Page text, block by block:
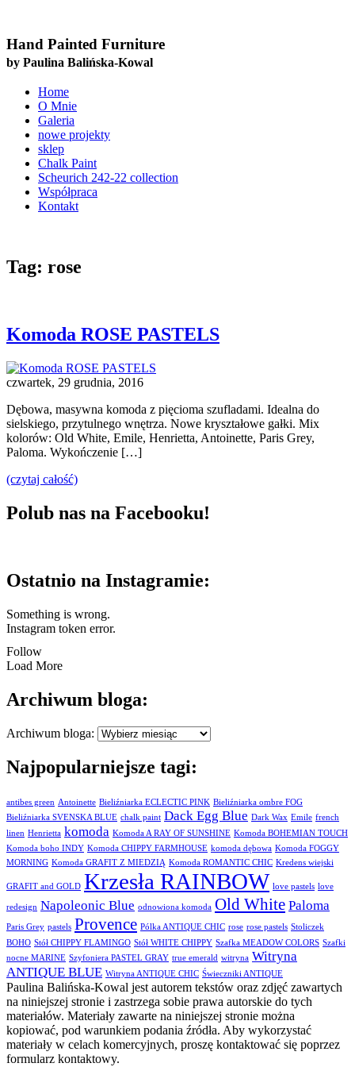
Hand Painted Furniture
by Paulina Balińska-Kowal
Home
O Mnie
Galeria
nowe projekty
sklep
Chalk Paint
Scheurich 242-22 collection
Współpraca
Kontakt
Tag: rose
Komoda ROSE PASTELS
czwartek, 29 grudnia, 2016
Dębowa, masywna komoda z pięcioma szufladami. Idealna do
sielskiego, przytulnego wnętrza. Nowe kryształowe gałki. Mix
kolorów: Old White, Emile, Henrietta, Antoinette, Paris Grey,
Paloma. Wykończenie […]
(czytaj całość)
Polub nas na Facebooku!
Ostatnio na Instagramie:
Something is wrong.
Instagram token error.
Follow
Load More
Archiwum bloga:
Archiwum bloga:
Najpopularniejsze tagi:
antibes green Antoinette Bieliźniarka ECLECTIC PINK Bieliźniarka ombre FOG
Bieliźniarka SVENSKA BLUE chalk paint Dack Egg Blue Dark Wax Emile french
linen Henrietta komoda Komoda A RAY OF SUNSHINE Komoda BOHEMIAN TOUCH
Komoda boho INDY Komoda CHIPPY FARMHOUSE komoda dębowa Komoda FOGGY
MORNING Komoda GRAFIT Z MIEDZIĄ Komoda ROMANTIC CHIC Kredens wiejski
GRAFIT and GOLD Krzesła RAINBOW love pastels love
redesign Napoleonic Blue odnowiona komoda Old White Paloma
Paris Grey pastels Provence Pólka ANTIQUE CHIC rose rose pastels Stoliczek
BOHO Stół CHIPPY FLAMINGO Stół WHITE CHIPPY Szafka MEADOW COLORS Szafki
nocne MARINE Szyfoniera PASTEL GRAY true emerald witryna Witryna
ANTIQUE BLUE Witryna ANTIQUE CHIC Świeczniki ANTIQUE
Paulina Balińska-Kowal jest autorem tekstów oraz zdjęć zawartych
na niniejszej stronie i zastrzega sobie prawa autorskie do tych
materiałów. Materiały zawarte na niniejszej stronie można
kopiować, pod warunkiem podania źródła. Aby wykorzystać
materiały w celach komercyjnych, proszę kontaktować się poprzez
formularz kontaktowy.